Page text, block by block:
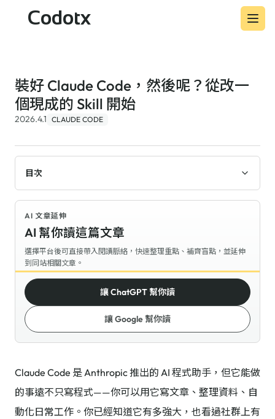
Codotx
裝好 Claude Code，然後呢？從改一
個現成的 Skill 開始
2026.4.1 CLAUDE CODE
目次
AI 文章延伸
AI 幫你讀這篇文章
選擇平台後可直接帶入閱讀脈絡，快速整理重點、補齊盲點，並延伸
到同站相關文章。
讓 ChatGPT 幫你讀
讓 Google 幫你讀
Claude Code 是 Anthropic 推出的 AI 程式助手，但它能做
的事遠不只寫程式——你可以用它寫文章、整理資料、自
動化日常工作。你已經知道它有多強大，也看過社群上有